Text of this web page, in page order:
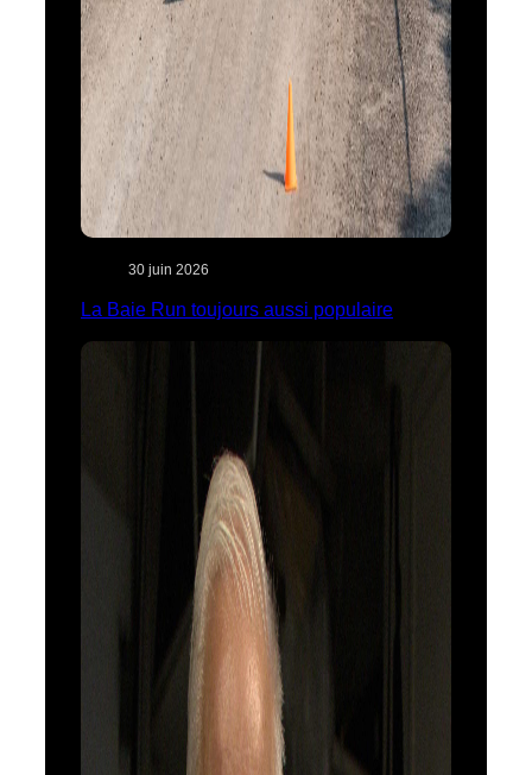
30 juin 2026
La Baie Run toujours aussi populaire